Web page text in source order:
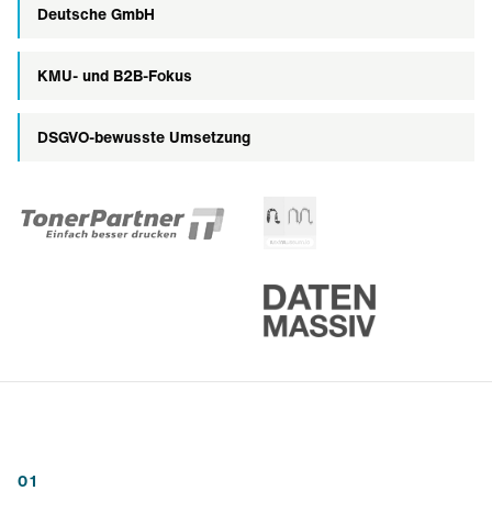
Deutsche GmbH
KMU- und B2B-Fokus
DSGVO-bewusste Umsetzung
01